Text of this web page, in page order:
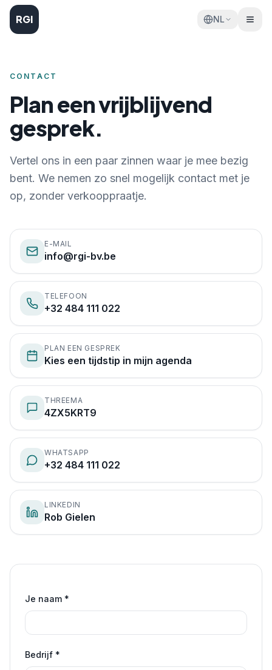
RGI NL
CONTACT
Plan een vrijblijvend
gesprek.
Vertel ons in een paar zinnen waar je mee bezig
bent. We nemen zo snel mogelijk contact met je
op, zonder verkooppraatje.
E-MAIL
info@rgi-bv.be
TELEFOON
+32 484 111 022
PLAN EEN GESPREK
Kies een tijdstip in mijn agenda
THREEMA
4ZX5KRT9
WHATSAPP
+32 484 111 022
LINKEDIN
Rob Gielen
Je naam *
Bedrijf *